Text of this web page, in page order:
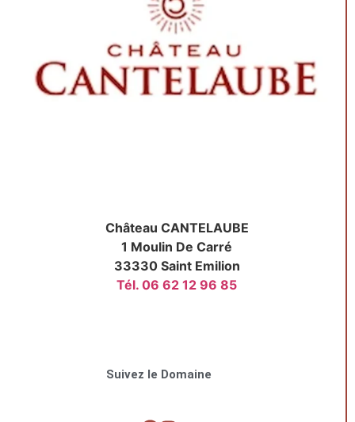
Château CANTELAUBE
1 Moulin De Carré
33330 Saint Emilion
Tél. 06 62 12 96 85
Suivez le Domaine